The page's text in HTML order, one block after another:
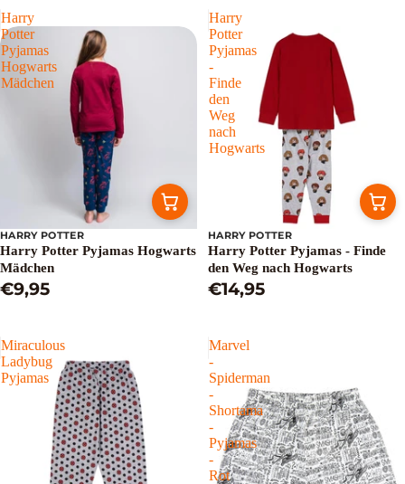
Harry
Potter
Pyjamas
Hogwarts
Mädchen
HARRY POTTER
Harry Potter Pyjamas Hogwarts
Mädchen
€9,95
Harry
Potter
Pyjamas
-
Finde
den
Weg
nach
Hogwarts
HARRY POTTER
Harry Potter Pyjamas - Finde
den Weg nach Hogwarts
€14,95
Miraculous
Ladybug
Pyjamas
Marvel
-
Spiderman
-
Shortama
-
Pyjamas
-
Rot